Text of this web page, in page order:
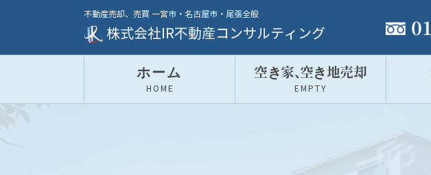
不動産売却、売買 一宮市・名古屋市・尾張全般
株式会社IR不動産コンサルティング
g
g
ホーム
HOME
空き家、空き地売却
EMPTY